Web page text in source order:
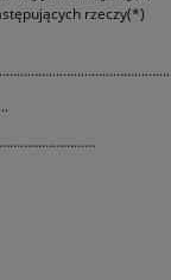
rzeczy(*)